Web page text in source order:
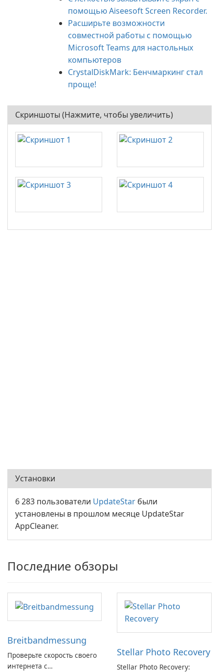
помощью Aiseesoft Screen Recorder.
Расширьте возможности
совместной работы с помощью
Microsoft Teams для настольных
компьютеров
CrystalDiskMark: Бенчмаркинг стал
проще!
Скриншоты (Нажмите, чтобы увеличить)
Установки
6 283 пользователи UpdateStar были
установлены в прошлом месяце UpdateStar
AppCleaner.
Последние обзоры
Breitbandmessung
Проверьте скорость своего
интернета с
Stellar Photo Recovery
Stellar Photo Recovery: